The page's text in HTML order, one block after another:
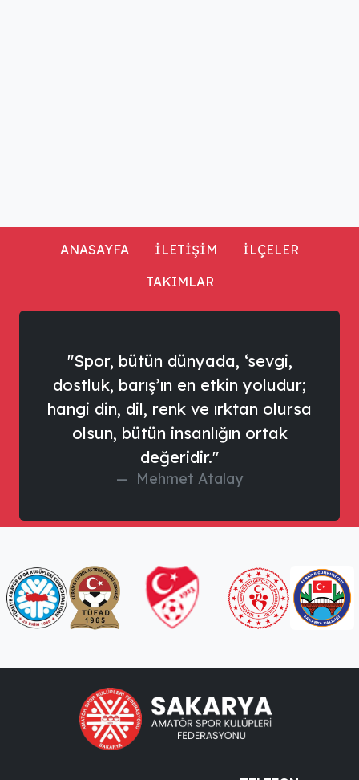
ANASAYFA İLETİŞİM
İLÇELER
TAKIMLAR
"Spor, bütün dünyada, ‘sevgi,
dostluk, barış’ın en etkin yoludur;
hangi din, dil, renk ve ırktan olursa
olsun, bütün insanlığın ortak
değeridir."
Mehmet Atalay